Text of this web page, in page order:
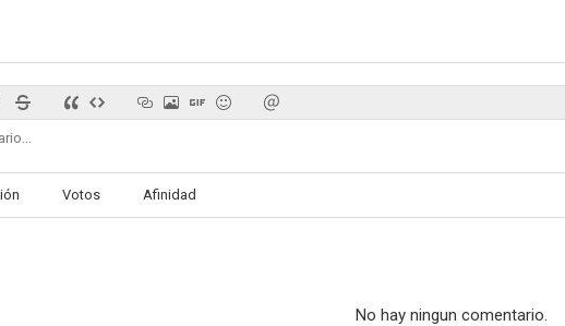
Votos Afinidad
No hay ningun comentario.